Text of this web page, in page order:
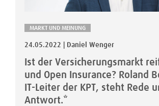
MARKT UND MEINUNG
24.05.2022 | Daniel Wenger
Ist der Versicherungsmarkt
und Open Insurance? Roland
IT-Leiter der KPT, steht Rede
Antwort.*